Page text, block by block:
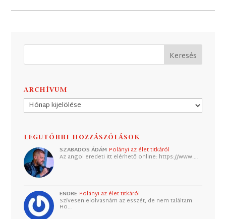
ARCHÍVUM
Archívum
LEGUTÓBBI HOZZÁSZÓLÁSOK
SZABADOS ÁDÁM Polányi az élet titkáról
Az angol eredeti itt elérhető online: https://www.…
ENDRE Polányi az élet titkáról
Szívesen elolvasnám az esszét, de nem találtam.
Ho…